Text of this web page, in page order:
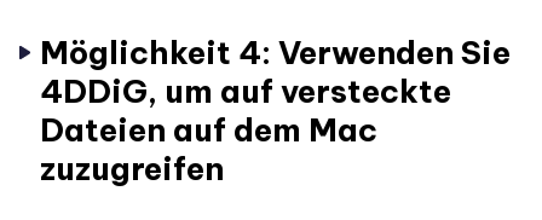
Möglichkeit 4: Verwenden Sie
4DDiG, um auf versteckte
Dateien auf dem Mac
zuzugreifen